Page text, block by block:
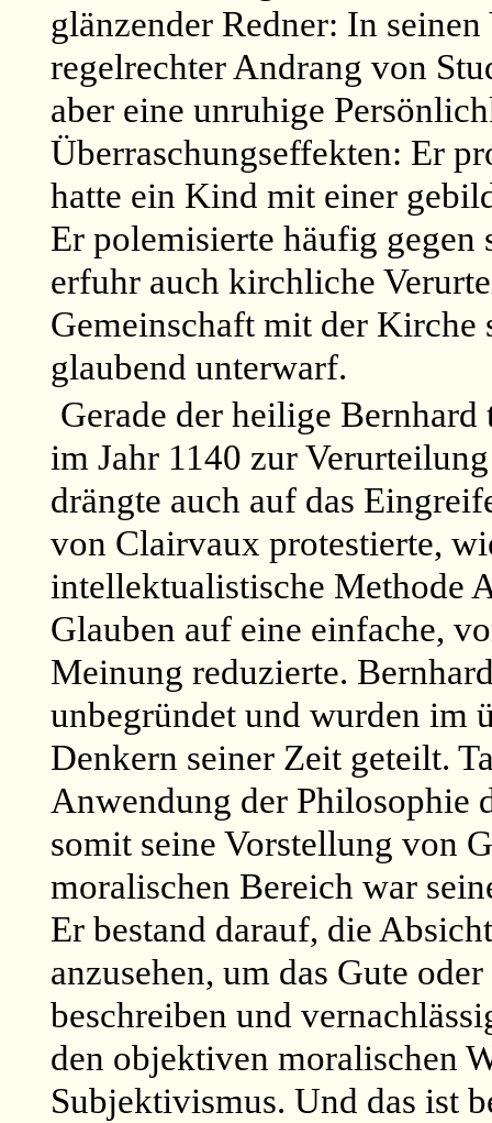
glänzender Redner: In
regelrechter Andrang von
aber eine unruhige
Überraschungseffekten: Er
hatte ein Kind mit einer
Er polemisierte häufig
erfuhr auch kirchliche
Gemeinschaft mit der Kirche
glaubend unterwarf.
Gerade der heilige
im Jahr 1140 zur
drängte auch auf das
von Clairvaux protestierte,
intellektualistische Methode
Glauben auf eine einfache,
Meinung reduzierte.
unbegründet und wurden im
Denkern seiner Zeit geteilt.
Anwendung der Philosophie
somit seine Vorstellung von
moralischen Bereich war
Er bestand darauf, die
anzusehen, um das Gute
beschreiben und
den objektiven moralischen
Subjektivismus. Und das ist